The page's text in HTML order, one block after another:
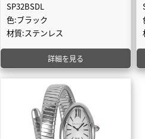
SP32BSDL
色:ブラック
材質:ステンレス
詳細を見る